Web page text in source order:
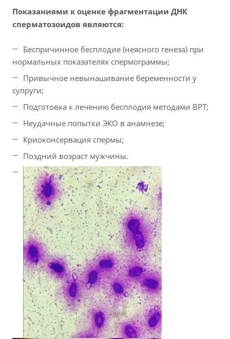
Показаниями к оценке фрагментации ДНК
сперматозоидов являются:
Беспричинное бесплодие (неясного генеза) при
нормальных показателях спермограммы;
Привычное невынашивание беременности у
супруги;
Подготовка к лечению бесплодия методами ВРТ;
Неудачные попытки ЭКО в анамнезе;
Криоконсервация спермы;
Поздний возраст мужчины.